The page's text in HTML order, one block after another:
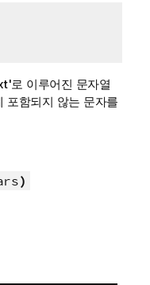
로 이루어진 문자열
함되지 않는 문자를
)